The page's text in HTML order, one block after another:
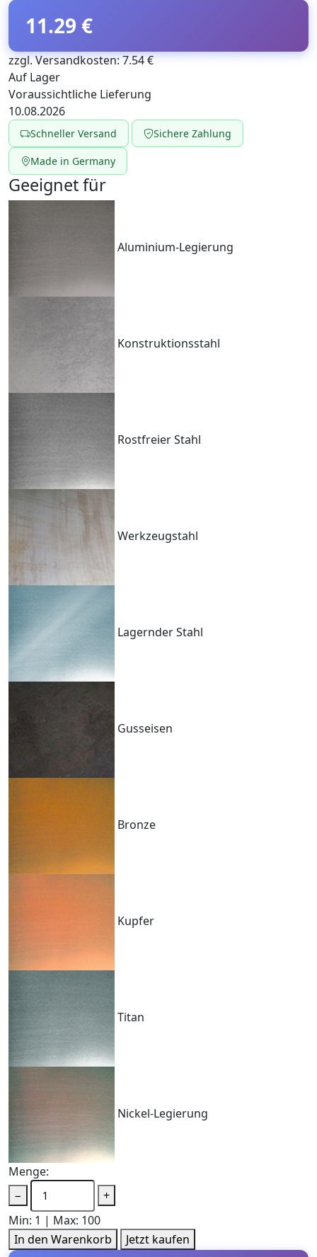
11.29 €
zzgl. Versandkosten: 7.54 €
Auf Lager
Voraussichtliche Lieferung
10.08.2026
Schneller Versand Sichere Zahlung
Made in Germany
Geeignet für
Aluminium-Legierung
Konstruktionsstahl
Rostfreier Stahl
Werkzeugstahl
Lagernder Stahl
Gusseisen
Bronze
Kupfer
Titan
Nickel-Legierung
Menge:
−
+
Min: 1 | Max: 100
In den Warenkorb
Jetzt kaufen